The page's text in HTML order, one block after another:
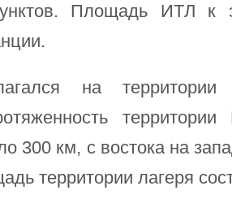
Площадь ИТЛ к
на территории
300 км, с востока на
территории лагеря